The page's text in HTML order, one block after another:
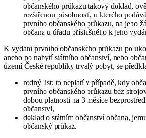
občanského průkazu takový doklad,
rozšířenou působností, u kterého
prvního občanského průkazu, na jeho
občana u úřadu příslušného k jeho
K vydání prvního občanského průkazu po
anebo po nabytí státního občanství, nebo
území České republiky trvalý pobyt, se
rodný list; to neplatí v případě, kdy
prvního občanského průkazu bez
dobou platnosti na 3 měsíce
občanství,
doklad o státním občanství občana,
občanský průkaz.